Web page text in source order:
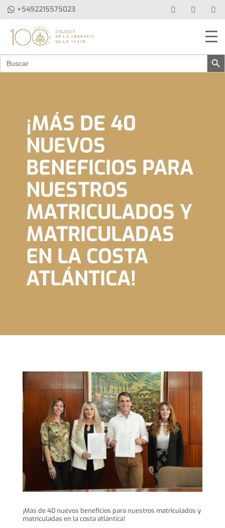
+5492215575023
Buscar: Botón de
¡MÁS DE 40
NUEVOS
BENEFICIOS PARA
NUESTROS
MATRICULADOS Y
MATRICULADAS
EN LA COSTA
ATLÁNTICA!
¡Más de 40 nuevos beneficios para nuestros matriculados y
matriculadas en la costa atlántica!